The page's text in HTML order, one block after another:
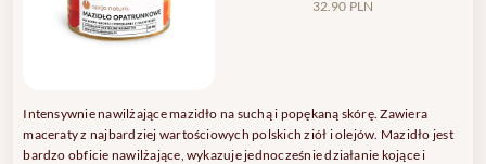
32.90 PLN
Intensywnie nawilżające mazidło na suchą i popękaną skórę. Zawiera
maceraty z najbardziej wartościowych polskich ziół i olejów. Mazidło jest
bardzo obficie nawilżające, wykazuje jednocześnie działanie kojące i